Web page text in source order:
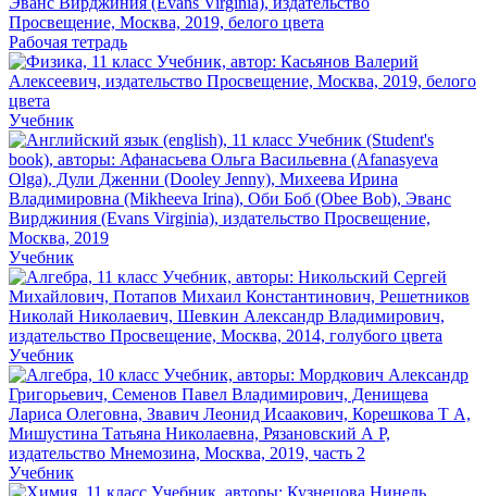
Рабочая тетрадь
Учебник
Учебник
Учебник
Учебник